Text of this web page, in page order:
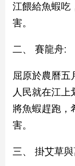
際
社
地
方
新
冠
病
專
區
江餵給魚蝦吃
害。
二、 賽龍舟:
屈原於農曆五
人民就在江
將魚蝦趕跑，
害。
三、 掛艾草